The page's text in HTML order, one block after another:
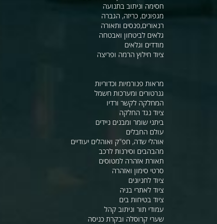
חסימה וניתוב בתנועה
מגפונים, כריזה, הגברה
רנאורים,פנסים ותאורה
גלאים לביטחון ואבטחה
מודדים וגלאים
ציוד חילוץ הרמה ופריצה
מראות פנורמיות וכדוריות
גנרטורים ומערכות חשמל
המחלקה לקשר ורדיו
ציוד נגד החלקה
ביתני שומר ומבנים ניידים
עולם החבלים
אוהלי שדה, חפ"ק ואוהלים יעודיים
מהבהבים וסירנות לרכב
תאורת אזהרה למטוסים
סרטי סימון ואזהרה
ציוד לחניונים
ציוד לאתרי בניה
ציוד בטיחות בים
עמודי תור וניתוב קהל
שערי קרוסלה ובקרת כניסה